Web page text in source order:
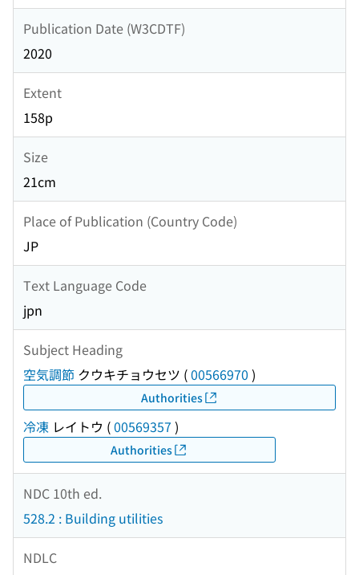
Publication Date (W3CDTF)
2020
Extent
158p
Size
21cm
Place of Publication (Country Code)
JP
Text Language Code
jpn
Subject Heading
空気調節 クウキチョウセツ (00566970 )
Authorities
冷凍 レイトウ (00569357 )
Authorities
NDC 10th ed.
528.2 : Building utilities
NDLC